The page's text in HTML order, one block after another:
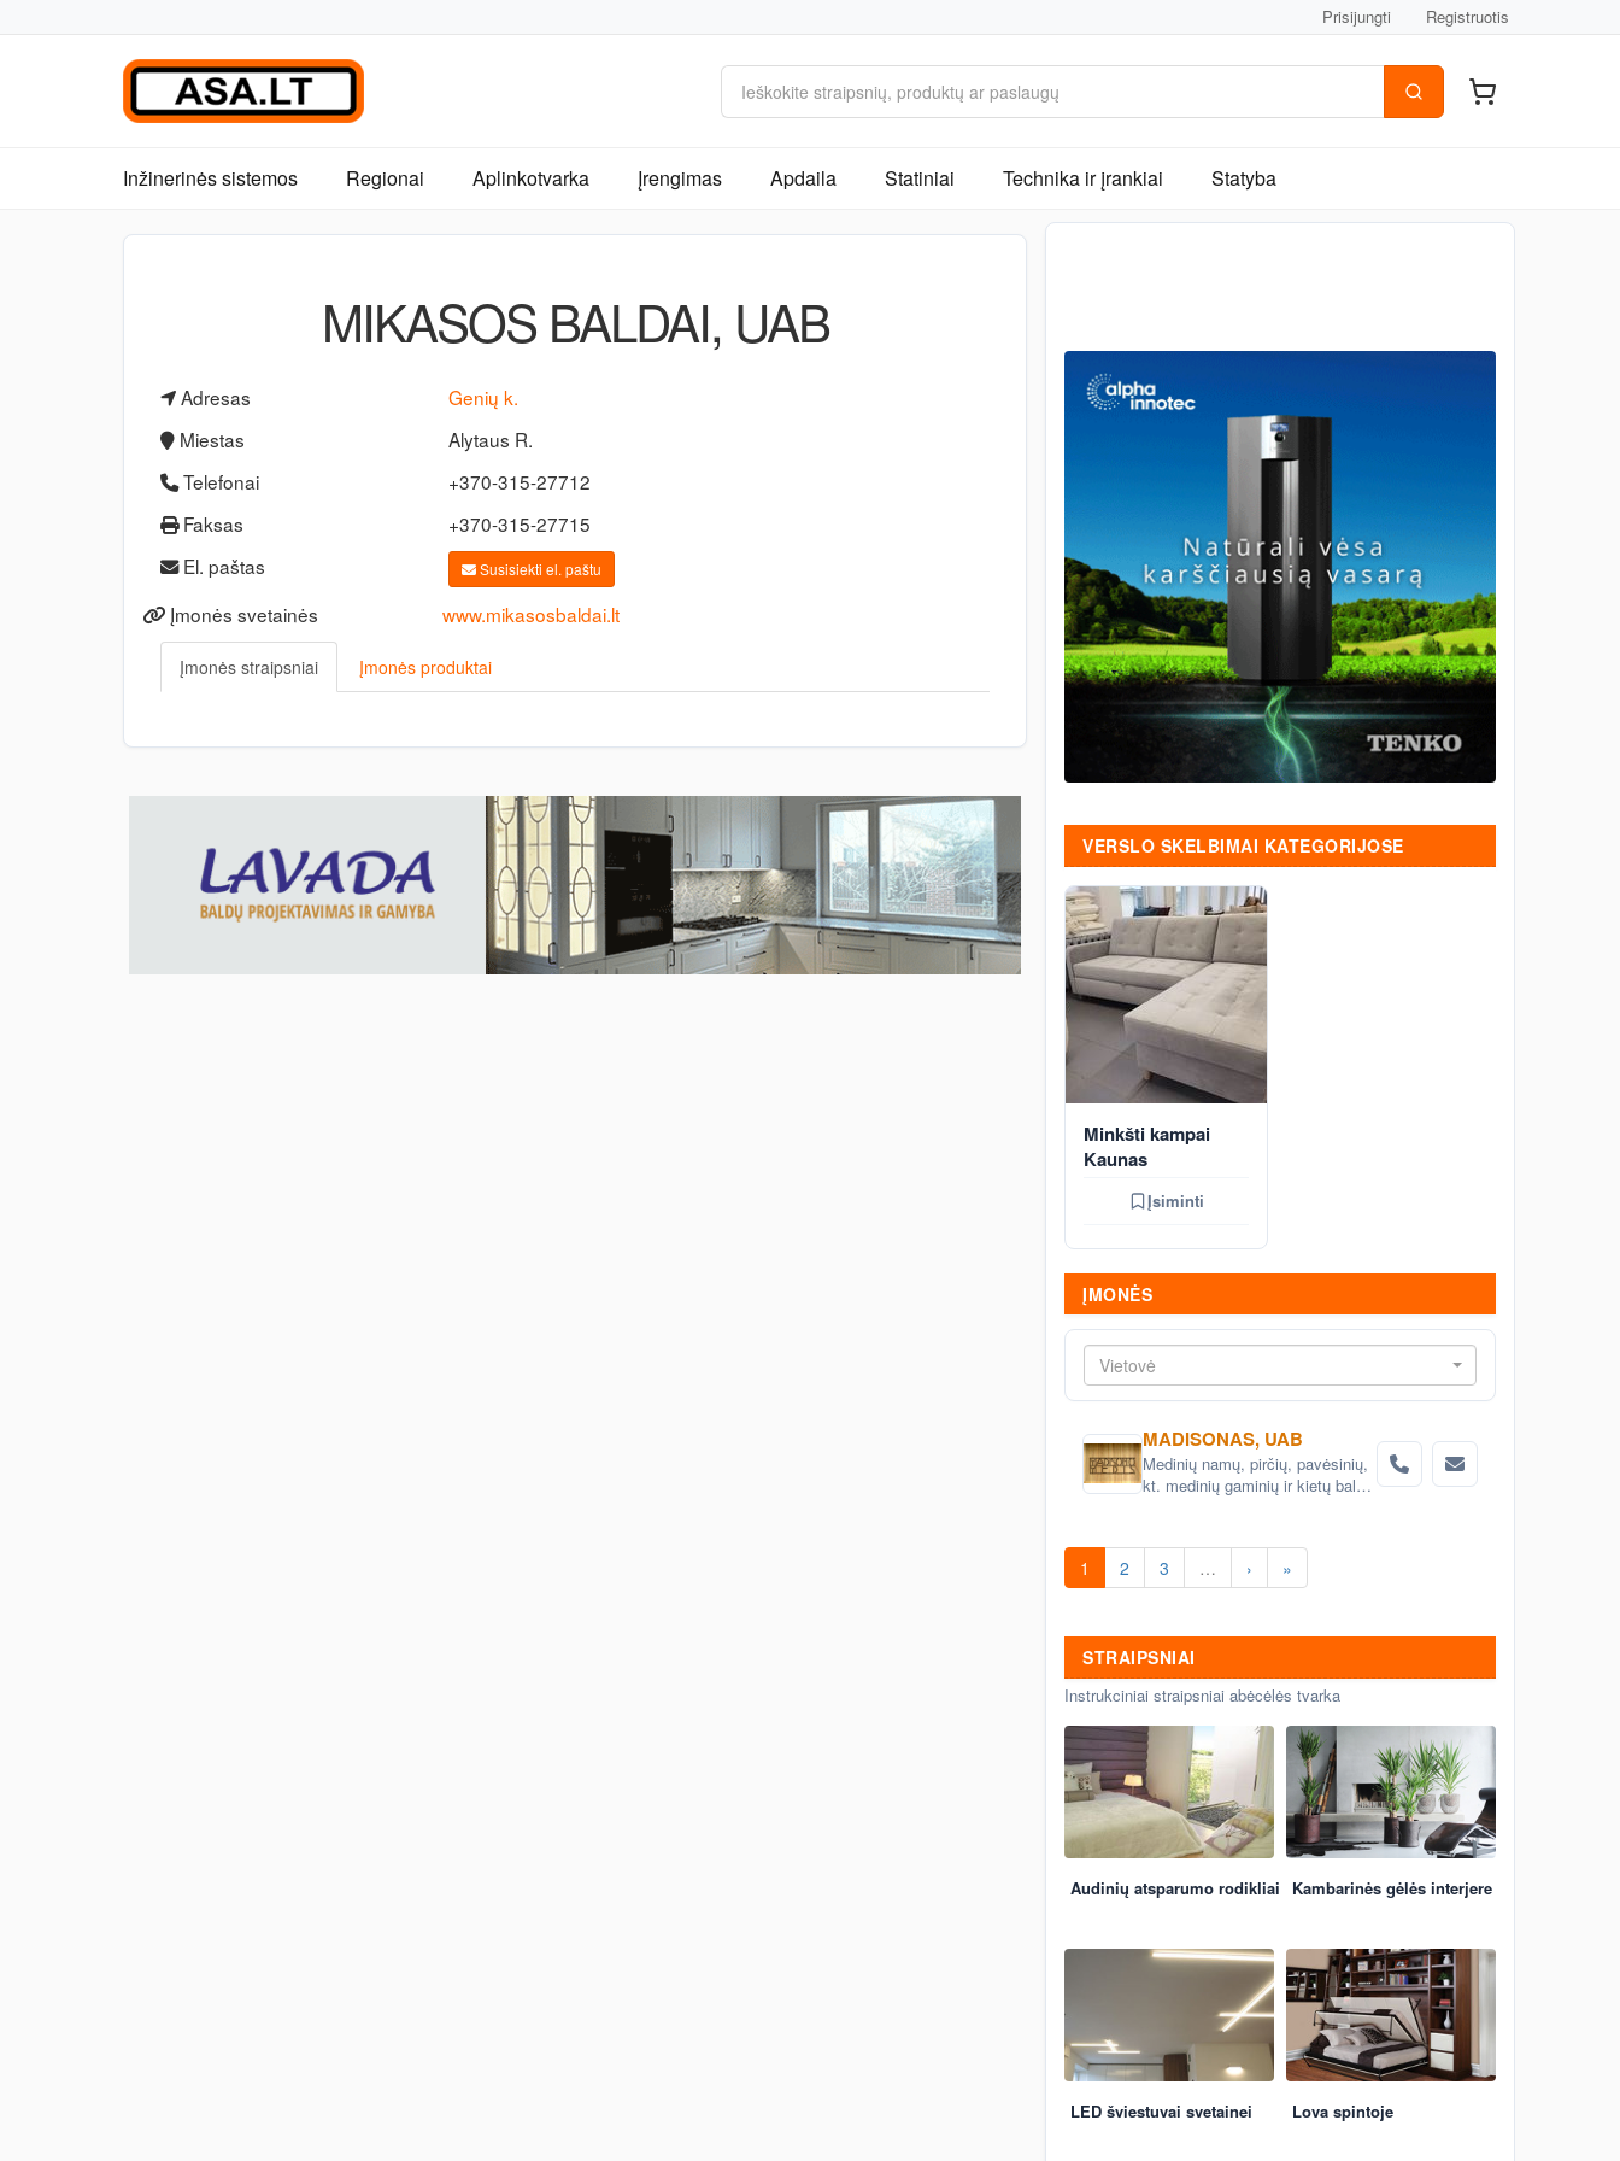
Prisijungti Registruotis
Inžinerinės sistemos Regionai Aplinkotvarka Įrengimas Apdaila Statiniai Technika ir įrankiai Statyba
MIKASOS BALDAI, UAB
Adresas
Genių k.
Miestas
Alytaus R.
Telefonai
+370-315-27712
Faksas
+370-315-27715
El. paštas
Susisiekti el. paštu
Įmonės svetainės www.mikasosbaldai.lt
Įmonės straipsniai Įmonės produktai
VERSLO SKELBIMAI KATEGORIJOSE
Minkšti kampai
Kaunas
Įsiminti
ĮMONĖS
Vietovė
MADISONAS, UAB
Medinių namų, pirčių, pavėsinių,
kt. medinių gaminių ir kietų baldų
1 2 3 … › »
STRAIPSNIAI
Instrukciniai straipsniai abėcėlės tvarka
Audinių atsparumo rodikliai Kambarinės gėlės interjere
LED šviestuvai svetainei Lova spintoje